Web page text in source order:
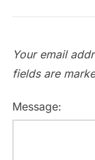
Your email
fields are
Message: